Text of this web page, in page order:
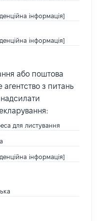
інформація]
інформація]
або поштова
з питань
для листування
інформація]